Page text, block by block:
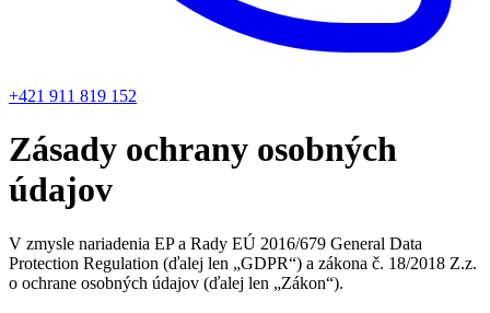
+421 911 819 152
Zásady ochrany osobných
údajov
V zmysle nariadenia EP a Rady EÚ 2016/679 General Data
Protection Regulation (ďalej len „GDPR“) a zákona č. 18/2018 Z.z.
o ochrane osobných údajov (ďalej len „Zákon“).